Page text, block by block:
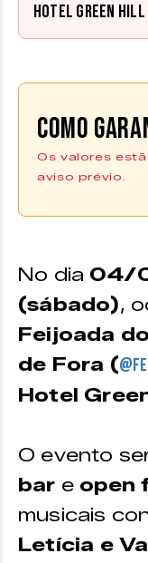
Hotel Green Hill
Como
Os valores
aviso prévio.
adquirida
(32)
Obs:
A
para o
No dia 04/
(sábado),
Feijoada
de Fora (
Hotel
O evento
bar e open
musicais
Letícia e